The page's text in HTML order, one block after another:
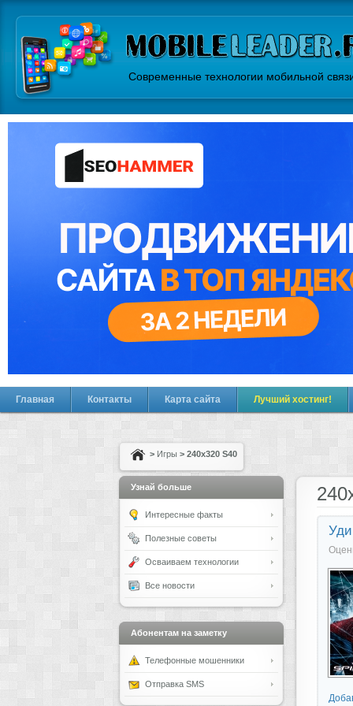
Современные технологии мобильной
Главная Контакты Карта сайта Лучший хостинг!
> Игры > 240x320 S40
Узнай больше
Интересные факты
Полезные советы
Осваиваем технологии
Все новости
Абонентам на заметку
Телефонные мошенники
Отправка SMS